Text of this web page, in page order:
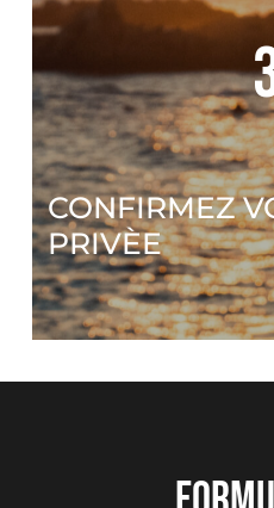
CONFIRMEZ
PRIVÈE